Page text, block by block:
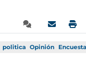
politica Opinión Encuesta